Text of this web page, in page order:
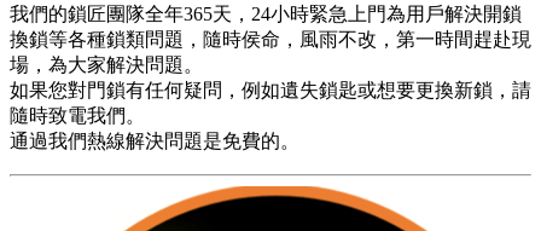
我們的鎖匠團隊全年365天，24小時緊急上門為用戶解決開鎖
換鎖等各種鎖類問題，隨時侯命，風雨不改，第一時間趕赴現
場，為大家解決問題。
如果您對門鎖有任何疑問，例如遺失鎖匙或想要更換新鎖，請
隨時致電我們。
通過我們熱線解決問題是免費的。